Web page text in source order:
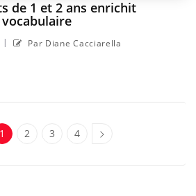
de 1 et 2 ans enrichit
| Par Diane Cacciarella
1 2 3 4